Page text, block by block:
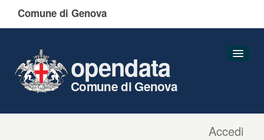
Comune di Genova
Accedi
opendata
Comune di Genova